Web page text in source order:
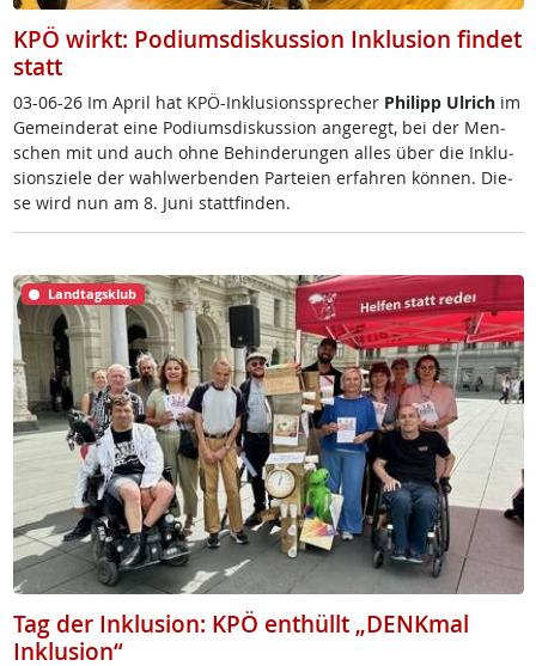
KPÖ wirkt: Podiumsdiskussion Inklusion findet
statt
03-06-26 Im April ha­t K­PÖ-In­k­lu­si­ons­sp­re­cherPhi­l­ipp Ul­rich im
Ge­mein­de­rat ei­ne Po­di­ums­dis­kus­si­on an­ge­regt, bei der Men­
schen mit und auch oh­ne Be­hin­de­run­gen al­les über die In­k­lu­
si­ons­zie­le der wahl­wer­ben­den Par­tei­en er­fah­ren kön­nen. Die­
se wird nun am 8. Ju­ni statt­fin­den.
Landtagsklub
Tag der Inklusion: KPÖ enthüllt „DENKmal
Inklusion“